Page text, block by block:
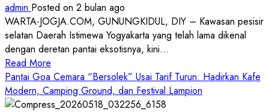
admin Posted on 2 bulan ago
WARTA-JOGJA.COM, GUNUNGKIDUL, DIY – Kawasan pesisir
selatan Daerah Istimewa Yogyakarta yang telah lama dikenal
dengan deretan pantai eksotisnya, kini...
Read More
more
about
ON
Pantai Goa Cemara “Bersolek” Usai Tarif Turun: Hadirkan Kafe
Modern, Camping Ground, dan Festival Lampion